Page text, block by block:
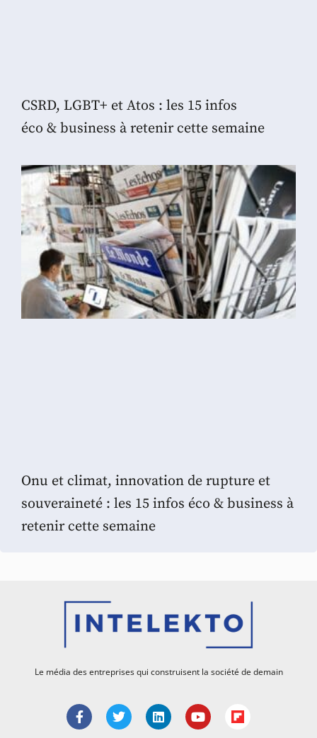
CSRD, LGBT+ et Atos : les 15 infos
éco & business à retenir cette semaine
Onu et climat, innovation de rupture et
souveraineté : les 15 infos éco & business à
retenir cette semaine
Le média des entreprises qui construisent la société de demain